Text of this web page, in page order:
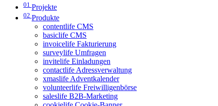
01 Projekte
02 Produkte
contentlife CMS
basiclife CMS
invoicelife Fakturierung
surveylife Umfragen
invitelife Einladungen
contactlife Adressverwaltung
xmaslife Adventkalender
volunteerlife Freiwilligenbörse
saleslife B2B-Marketing